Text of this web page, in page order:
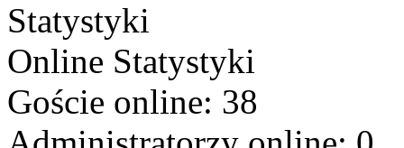
Statystyki
Online Statystyki
Goście online: 38